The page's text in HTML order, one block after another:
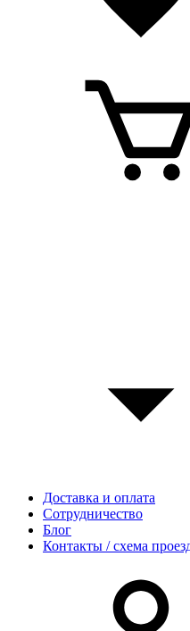
Доставка и оплата
Сотрудничество
Блог
Контакты / схема